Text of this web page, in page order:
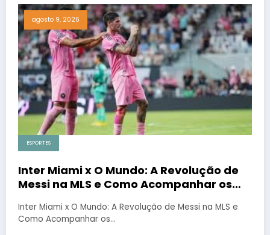
agosto 9, 2026
ESPORTES
Inter Miami x O Mundo: A Revolução de
Messi na MLS e Como Acompanhar os
Inter Miami x O Mundo: A Revolução de Messi na MLS e
Como Acompanhar os…